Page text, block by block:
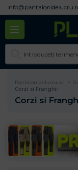
Pantalonidelucru.ro
Corzi si Franghii
Corzi si